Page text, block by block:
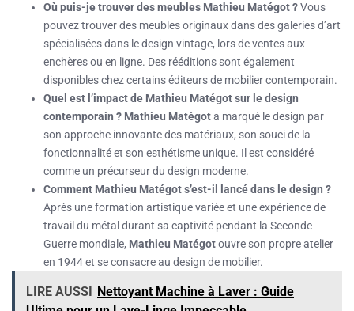
Où puis-je trouver des meubles Mathieu Matégot ?Vous
pouvez trouver des meubles originaux dans des galeries d’art
spécialisées dans le design vintage, lors de ventes aux
enchères ou en ligne. Des rééditions sont également
disponibles chez certains éditeurs de mobilier contemporain.
Quel est l’impact de Mathieu Matégot sur le design
contemporain ? Mathieu Matégota marqué le design par
son approche innovante des matériaux, son souci de la
fonctionnalité et son esthétisme unique. Il est considéré
comme un précurseur du design moderne.
Comment Mathieu Matégot s’est-il lancé dans le design ?
Après une formation artistique variée et une expérience de
travail du métal durant sa captivité pendant la Seconde
Guerre mondiale, Mathieu Matégotouvre son propre atelier
en 1944 et se consacre au design de mobilier.
LIRE AUSSI
Nettoyant Machine à Laver : Guide